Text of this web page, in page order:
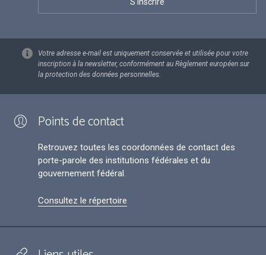
Votre adresse e-mail est uniquement conservée et utilisée pour votre
inscription à la newsletter, conformément au Règlement européen sur
la protection des données personnelles.
Points de contact
Retrouvez toutes les coordonnées de contact des
porte-parole des institutions fédérales et du
gouvernement fédéral.
Consultez le répertoire